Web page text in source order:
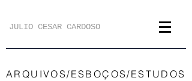
JULIO CESAR CARDOSO
ARQUIVOS/ESBOÇOS/ESTUDOS